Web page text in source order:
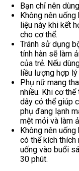
Bạn chỉ nên
Không nên
liệu này khi kết
cho cơ thể.
Tránh sử dụng
tính hàn sẽ làm
của trẻ. Nếu
liều lượng hợp
Phụ nữ mang
nhiều. Khi cơ
dây có thể giúp
phụ đang lạnh
mệt mỏi và làm
Không nên
có thể kích thích
uống vào buổi
30 phút.